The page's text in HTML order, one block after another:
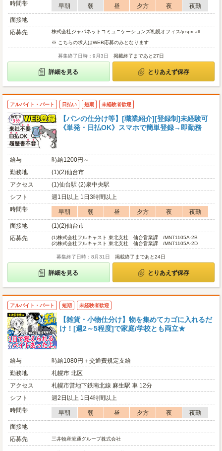
時間帯 早朝 朝 昼 夕方 夜
夜勤
面接地
応募先
株式会社ジャパネットコミュニケーションズ札幌オフィス/jcsprcall
※ こちらの求人はWEB応募のみとなります
募集終了日時：9月3日 掲載終了まであと27日
詳細を見る とりあえず保存
アルバイト・パート 日払い 短期 未経験者歓迎
【パンの仕分け等】[職業紹介][登録制]未経験可
《単発・日払OK》スマホで簡単登録→即勤務
給与
時給1200円～
勤務地
(1)(2)仙台市
アクセス
(1)仙台駅 (2)泉中央駅
シフト
週1日以上 1日3時間以上
時間帯
早朝 朝 昼 夕方 夜
夜勤
面接地
(1)(2)仙台市
応募先
(1)株式会社フルキャスト 東北支社 仙台営業課 /MNT1105A-2B
(2)株式会社フルキャスト 東北支社 仙台営業課 /MNT1105A-2D
募集終了日時：8月31日 掲載終了まであと24日
詳細を見る とりあえず保存
アルバイト・パート 短期 未経験者歓迎
【雑貨・小物仕分け】物を集めてカゴに入れるだ
け！[週2～5程度]で家庭/学校とも両立★
給与
時給1080円＋交通費規定支給
勤務地
札幌市 北区
アクセス
札幌市営地下鉄南北線 麻生駅 車 12分
シフト
週2日以上 1日4時間以上
時間帯
早朝 朝 昼 夕方 夜
夜勤
面接地
応募先
三井物産流通グループ株式会社